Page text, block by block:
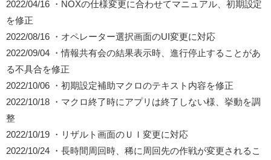
2022/04/16 ・NOXの仕様変更に合わせてマニュアル、初期設定
を修正
2022/08/16 ・オペレーター選択画面のUI変更に対応
2022/09/04 ・情報共有会の結果表示時、進行停止することがあ
る不具合を修正
2022/10/06 ・初期設定補助マクロのテキスト内容を修正
2022/10/18 ・マクロ終了時にアプリは終了しない様、挙動を調
整
2022/10/19 ・リザルト画面のＵＩ変更に対応
2022/10/24 ・長時間周回時、稀に周回先の作戦が変更されるこ